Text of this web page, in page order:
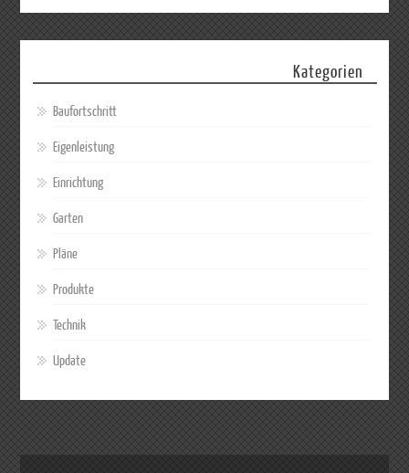
Kategorien
Baufortschritt
Eigenleistung
Einrichtung
Garten
Pläne
Produkte
Technik
Update